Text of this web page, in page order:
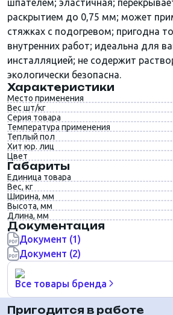
шпателем; эластичная;
раскрытием до 0,75 мм; может
стяжках с подогревом; пригодна
внутренних работ; идеальна для
инсталляцией; не содержит
экологически безопасна.
Характеристики
Место применения
Вес шт/кг
Серия товара
Температура применения
Теплый пол
Хит юр. лиц
Цвет
Габариты
Единица товара
Вес, кг
Ширина, мм
Высота, мм
Длина, мм
Документация
Документ (1)
Документ (2)
Все товары бренда
Пригодится в работе